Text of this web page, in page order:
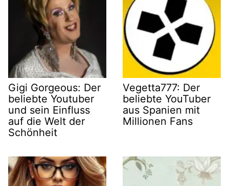
Gigi Gorgeous: Der
beliebte Youtuber
und sein Einfluss
auf die Welt der
Schönheit
Vegetta777: Der
beliebte YouTuber
aus Spanien mit
Millionen Fans